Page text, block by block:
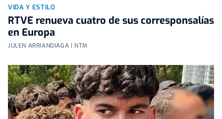
VIDA Y ESTILO
RTVE renueva cuatro de sus corresponsalías
en Europa
JULEN ARRIANDIAGA | NTM